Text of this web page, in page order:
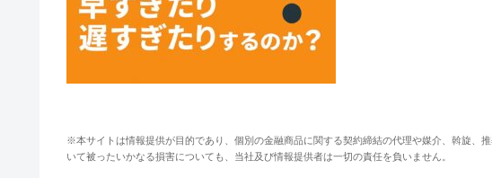
※本サイトは情報提供が目的であり、個別の金融商品に関する契約締結の代理や媒介、斡旋、
いて被ったいかなる損害についても、当社及び情報提供者は一切の責任を負いません。